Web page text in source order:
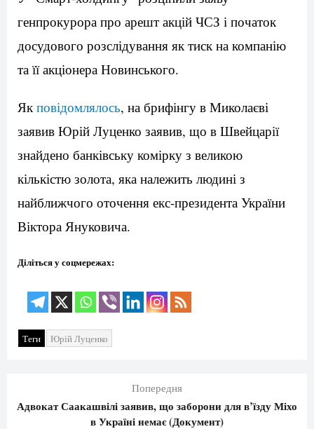
генпрокурора про арешт акцій ЧСЗ і початок
досудового розслідування як тиск на компанію
та її акціонера Новинського.
Якповідомлялось, на брифінгу в Миколаєві
заявив Юрій Луценко заявив, що в Швейцарії
знайдено банківську комірку з великою
кількістю золота, яка належить людині з
найближчого оточення екс-президента України
Віктора Януковича.
Діліться у соцмережах:
Теги Юрій Луценко
Попередня
Адвокат Саакашвілі заявив, що заборони для в’їзду Міхо
в Україні немає (Документ)